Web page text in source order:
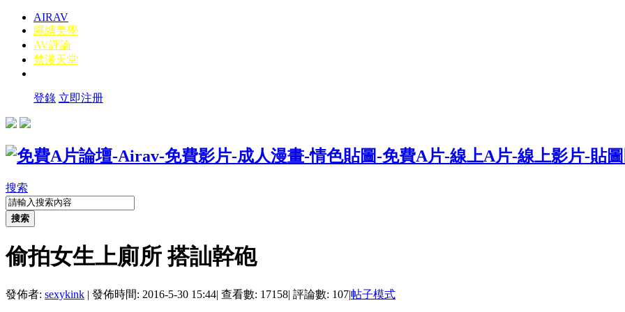
AIRAV
繩縛美學
AV評論
禁漫天堂
登錄 立即注册
搜索
搜索
偷拍女生上廁所 搭訕幹砲
發佈者: sexykink | 發佈時間: 2016-5-30 15:44| 查看數: 17158| 評論數: 107|帖子模式